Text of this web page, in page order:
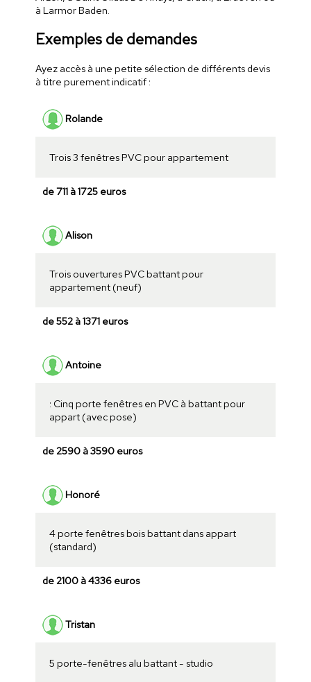
à Larmor Baden.
Exemples de demandes
Ayez accès à une petite sélection de différents devis
à titre purement indicatif :
Rolande
Trois 3 fenêtres PVC pour appartement
de 711 à 1725 euros
Alison
Trois ouvertures PVC battant pour
appartement (neuf)
de 552 à 1371 euros
Antoine
: Cinq porte fenêtres en PVC à battant pour
appart (avec pose)
de 2590 à 3590 euros
Honoré
4 porte fenêtres bois battant dans appart
(standard)
de 2100 à 4336 euros
Tristan
5 porte-fenêtres alu battant - studio